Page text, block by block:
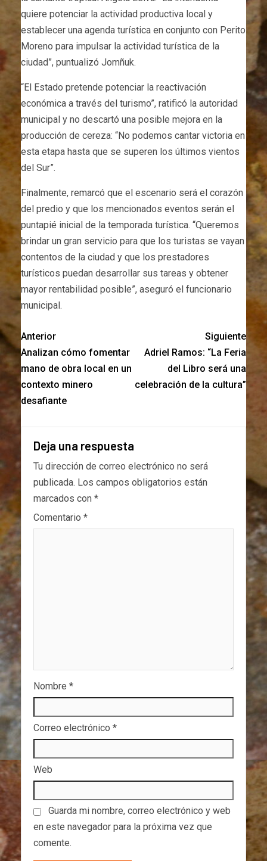
quiere potenciar la actividad productiva local y
establecer una agenda turística en conjunto con Perito
Moreno para impulsar la actividad turística de la
ciudad”, puntualizó Jomñuk.
“El Estado pretende potenciar la reactivación
económica a través del turismo”, ratificó la autoridad
municipal y no descartó una posible mejora en la
producción de cereza: “No podemos cantar victoria en
esta etapa hasta que se superen los últimos vientos
del Sur”.
Finalmente, remarcó que el escenario será el corazón
del predio y que los mencionados eventos serán el
puntapié inicial de la temporada turística. “Queremos
brindar un gran servicio para que los turistas se vayan
contentos de la ciudad y que los prestadores
turísticos puedan desarrollar sus tareas y obtener
mayor rentabilidad posible”, aseguró el funcionario
municipal.
Anterior
Analizan cómo fomentar
mano de obra local en un
contexto minero
desafiante
Siguiente
Adriel Ramos: “La Feria
del Libro será una
celebración de la cultura”
Deja una respuesta
Tu dirección de correo electrónico no será
publicada. Los campos obligatorios están
marcados con *
Comentario *
Nombre *
Correo electrónico *
Web
Guarda mi nombre, correo electrónico y web
en este navegador para la próxima vez que
comente.